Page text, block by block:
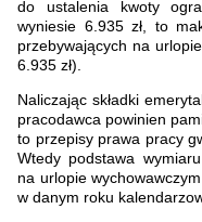
do ustalenia kwoty
wyniesie 6.935 zł, to
przebywających na
6.935 zł).
Naliczając składki
pracodawca powinien
to przepisy prawa pracy
Wtedy podstawa
na urlopie
w danym roku